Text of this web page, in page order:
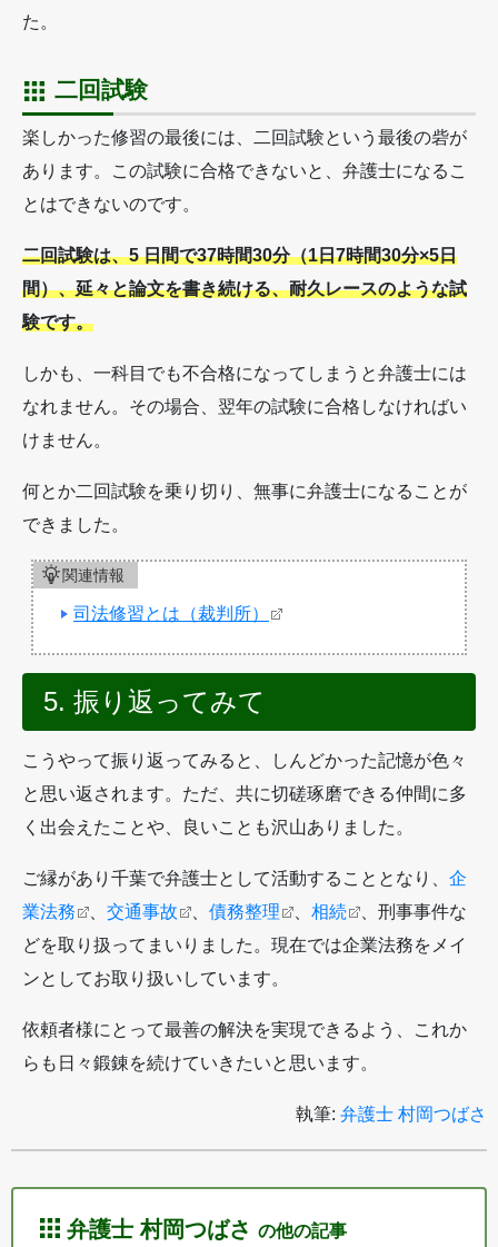
た。
二回試験
楽しかった修習の最後には、二回試験という最後の砦が
あります。この試験に合格できないと、弁護士になるこ
とはできないのです。
二回試験は、5 日間で37時間30分（1日7時間30分×5日
間）、延々と論文を書き続ける、耐久レースのような試
験です。
しかも、一科目でも不合格になってしまうと弁護士には
なれません。その場合、翌年の試験に合格しなければい
けません。
何とか二回試験を乗り切り、無事に弁護士になることが
できました。
関連情報
司法修習とは（裁判所）
5. 振り返ってみて
こうやって振り返ってみると、しんどかった記憶が色々
と思い返されます。ただ、共に切磋琢磨できる仲間に多
く出会えたことや、良いことも沢山ありました。
ご縁があり千葉で弁護士として活動することとなり、 企
業法務
交通事故 債務整理 相続
、刑事事件な
どを取り扱ってまいりました。現在では企業法務をメイ
ンとしてお取り扱いしています。
依頼者様にとって最善の解決を実現できるよう、これか
らも日々鍛錬を続けていきたいと思います。
執筆: 弁護士 村岡つばさ
弁護士 村岡つばさ の他の記事